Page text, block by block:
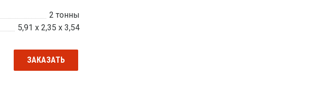
2 тонны
5,91 х 2,35 х 3,54
ЗАКАЗАТЬ